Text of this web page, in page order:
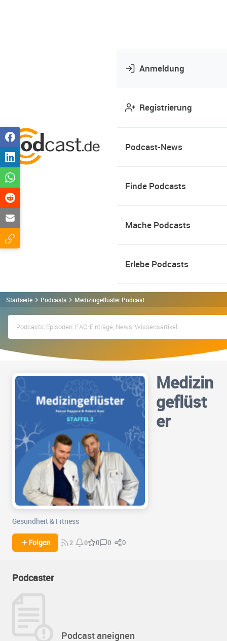
Anmeldung
Registrierung
Podcast-News
Finde Podcasts
Mache Podcasts
Erlebe Podcasts
Startseite Podcasts Medizingeflüster Podcast
Medizin
geflüst
er
Gesundheit & Fitness
Folgen 2 0 0 0 0
Podcaster
Podcast aneignen